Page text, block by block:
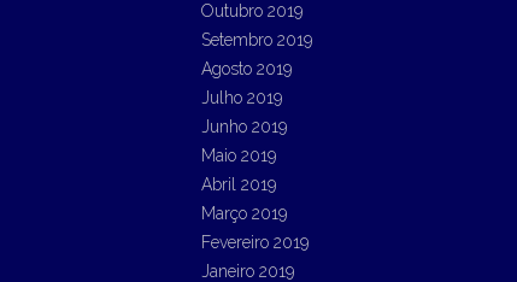
Outubro 2019
Setembro 2019
Agosto 2019
Julho 2019
Junho 2019
Maio 2019
Abril 2019
Março 2019
Fevereiro 2019
Janeiro 2019